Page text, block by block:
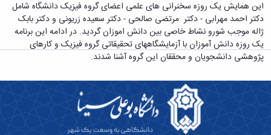
دانشگاه
نقشه
دانشگاه
ساختار
سازمانی
سازمان
دکترا
استعدادهای
درخشان
دانشجویان
غیرایرانی
مهمانی
با
صنعت
پردیس
علم
و
کشاورزی
شیمی
و
علوم
نفت
انسانی
اداره
رفاه
کارکنان
مهمانسرای
دانشگاه
دانشجویان
دانشجویان
علمی
کارکنان
دانشجویان
فارغ
التحصیلان
فوق
این همایش یک روزه سخنرانی های علمی اعضای گروه فیزیک دانشگاه شامل
دکتر احمد مهرابی - دکتر مرتضی صالحی - دکتر سعیده زریونی و دکتر بابک
ژاله موجب شورو نشاط خاصی بین دانش اموزان گردید. در ادامه این برنامه
یک روزه دانش آموزان با آزمایشگاههای تحقیقاتی گروه فیزیک و کارهای
پژوهشی دانشجویان و محققان این گروه آشنا شدند.